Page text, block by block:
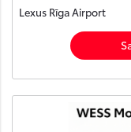
Lexus Rīga Airport